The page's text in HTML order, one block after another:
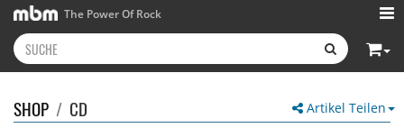
The Power Of Rock
Artikel Teilen
SHOP / CD